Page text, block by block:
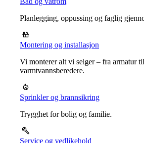
Planlegging, oppussing og faglig
Montering og installasjon
Vi monterer alt vi selger – fra armatur
varmtvannsberedere.
Sprinkler og brannsikring
Trygghet for bolig og familie.
Service og vedlikehold